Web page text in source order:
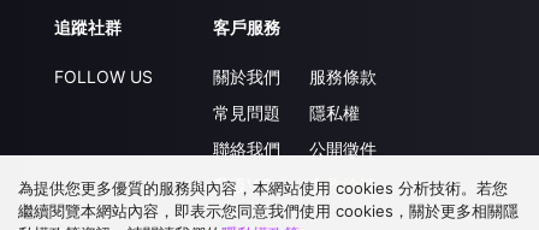
追蹤社群
FOLLOW US
客戶服務
關於我們
常見問題
聯絡我們
升級VIP
服務條款
隱私權
公開徵件
合作洽談
為提供您更多優質的服務與內容，本網站使用 cookies 分析技術。若您
繼續閱覽本網站內容，即表示您同意我們使用 cookies，關於更多相關隱